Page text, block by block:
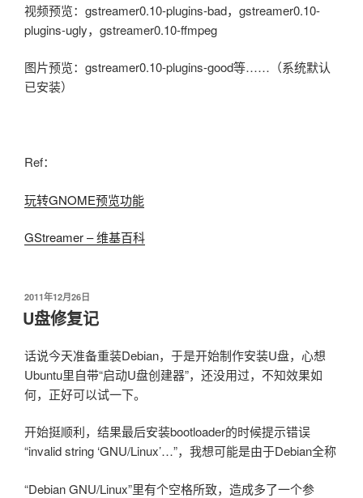
视频预览：gstreamer0.10-plugins-bad，gstreamer0.10-
plugins-ugly，gstreamer0.10-ffmpeg
图片预览：gstreamer0.10-plugins-good等……（系统默认
已安装）
Ref：
玩转GNOME预览功能
GStreamer – 维基百科
发
布
于
2011年12月26日
U盘修复记
话说今天准备重装Debian，于是开始制作安装U盘，心想
Ubuntu里自带“启动U盘创建器”，还没用过，不知效果如
何，正好可以试一下。
开始挺顺利，结果最后安装bootloader的时候提示错误
“invalid string ‘GNU/Linux’…”，我想可能是由于Debian全称
“Debian GNU/Linux”里有个空格所致，造成多了一个参